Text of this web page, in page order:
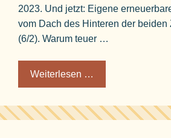
2023. Und jetzt: Eigene
vom Dach des Hinteren der
(6/2). Warum teuer …
Weiterlesen …